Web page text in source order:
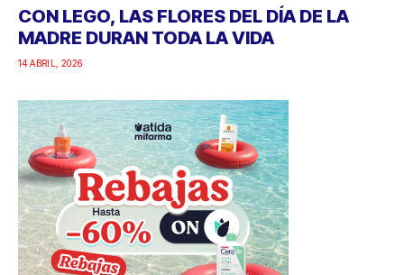
CON LEGO, LAS FLORES DEL DÍA DE LA
MADRE DURAN TODA LA VIDA
14 ABRIL, 2026